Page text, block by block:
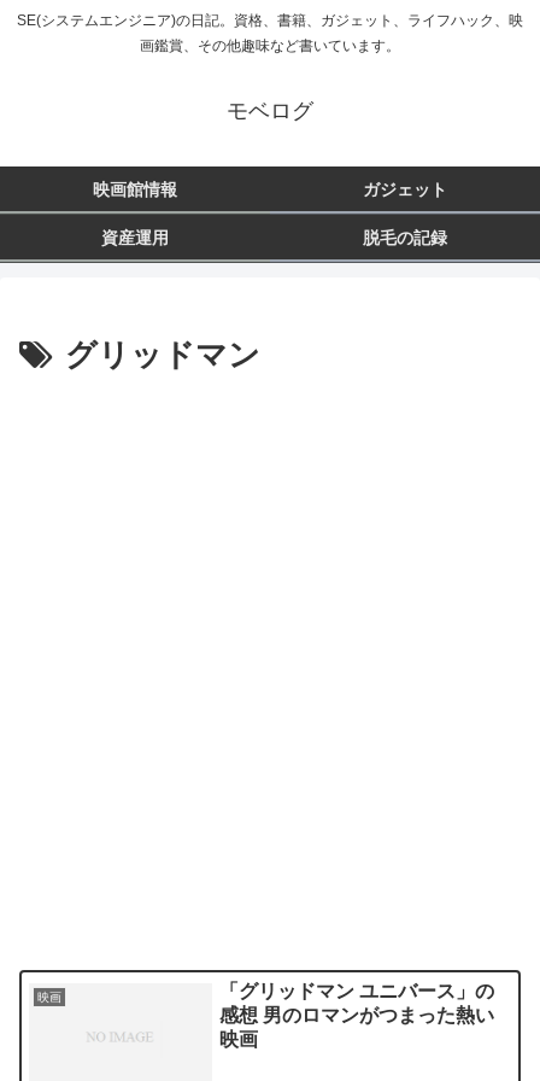
SE(システムエンジニア)の日記。資格、書籍、ガジェット、ライフハック、映
画鑑賞、その他趣味など書いています。
モベログ
映画館情報 ガジェット
資産運用 脱毛の記録
グリッドマン
映画
「グリッドマン ユニバース」の
感想 男のロマンがつまった熱い
映画